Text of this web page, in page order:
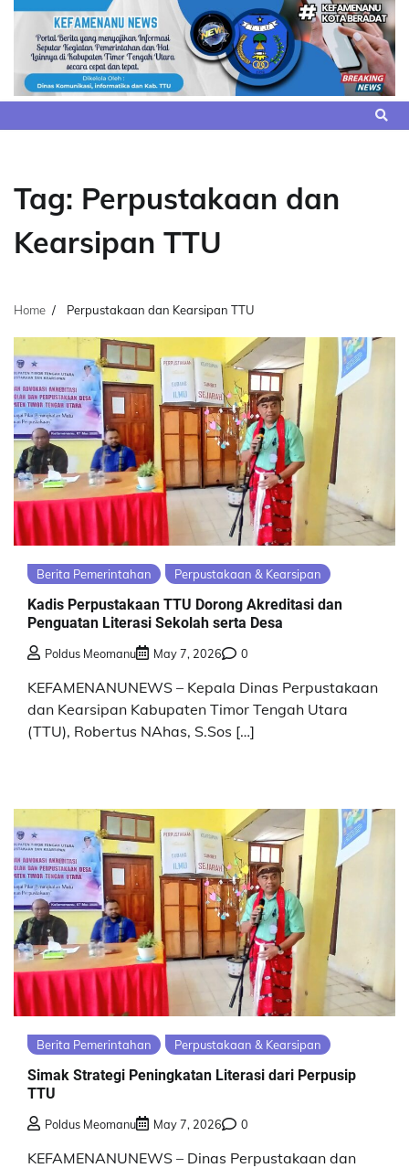
Skip
content
Tag: Perpustakaan dan
Kearsipan TTU
Home Perpustakaan dan Kearsipan TTU
Berita Pemerintahan Perpustakaan & Kearsipan
Kadis Perpustakaan TTU Dorong Akreditasi dan
Penguatan Literasi Sekolah serta Desa
Poldus Meomanu May 7, 2026 0
KEFAMENANUNEWS – Kepala Dinas Perpustakaan
dan Kearsipan Kabupaten Timor Tengah Utara
(TTU), Robertus NAhas, S.Sos […]
Berita Pemerintahan Perpustakaan & Kearsipan
Simak Strategi Peningkatan Literasi dari Perpusip
TTU
Poldus Meomanu May 7, 2026 0
KEFAMENANUNEWS – Dinas Perpustakaan dan